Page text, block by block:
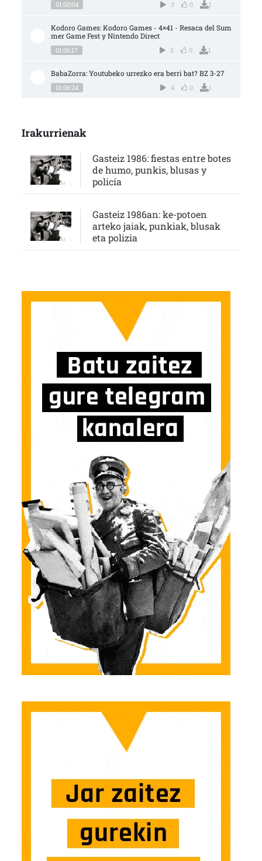
01:00:04 3 0 1
Kodoro Games: Kodoro Games - 4×41 - Resaca del Sum
mer Game Fest y Nintendo Direct
01:06:17 3 0 1
BabaZorra: Youtubeko urrezko era berri bat? BZ 3-27
01:06:24 4 0 1
Irakurrienak
Gasteiz 1986: fiestas entre botes
de humo, punkis, blusas y
policía
Gasteiz 1986an: ke-potoen
arteko jaiak, punkiak, blusak
eta polizia